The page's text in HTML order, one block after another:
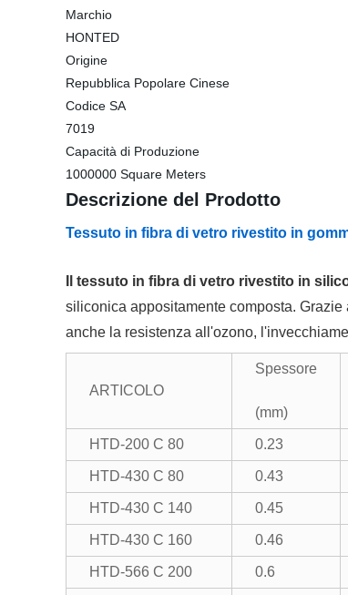
Marchio
HONTED
Origine
Repubblica Popolare Cinese
Codice SA
7019
Capacità di Produzione
1000000 Square Meters
Descrizione del Prodotto
Tessuto in fibra di vetro rivestito in
Il tessuto in fibra di vetro rivestito in
siliconica appositamente composta.
anche la resistenza all'ozono,
ARTICOLO
Spessore
(mm)
HTD-200 C 80 0.23
HTD-430 C 80 0.43
HTD-430 C 140 0.45
HTD-430 C 160 0.46
HTD-566 C 200 0.6